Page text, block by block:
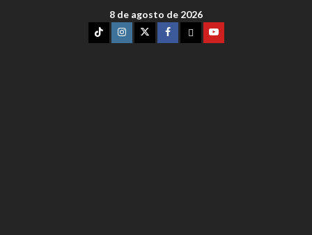
8 de agosto de 2026